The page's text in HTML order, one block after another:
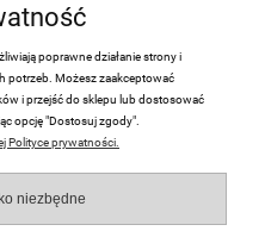
dostawa
poprawne działanie strony i
potrzeb. Możesz zaakceptować
i przejść do sklepu lub dostosować
opcję "Dostosuj zgody".
Polityce prywatności.
niezbędne